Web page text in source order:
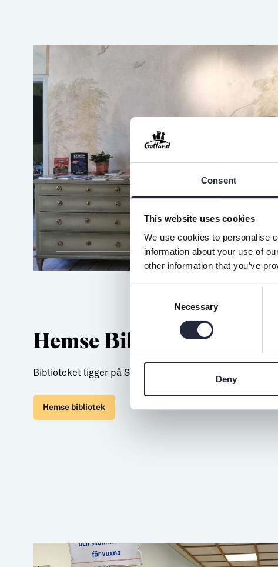
Consent
This website uses cookies
We use cookies to personalise
information about your use of
other information that you’ve
Necessary
Deny
Hemse Bibliotek
Biblioteket ligger på Storgatan i Hemse på södra
Hemse bibliotek